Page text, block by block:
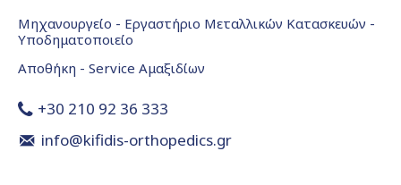
Μηχανουργείο - Εργαστήριο Μεταλλικών Κατασκευών -
Υποδηματοποιείο
Αποθήκη - Service Αμαξιδίων
+30 210 92 36 333
info@kifidis-orthopedics.gr